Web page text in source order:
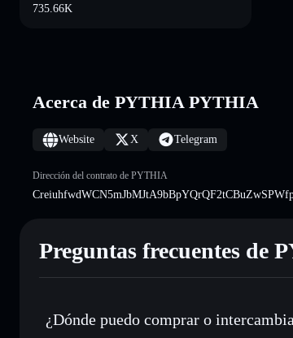
735.66K
Acerca de PYTHIA PYTHIA
Website X Telegram
Dirección del contrato de PYTHIA
Preguntas frecuentes de
¿Dónde puedo comprar o